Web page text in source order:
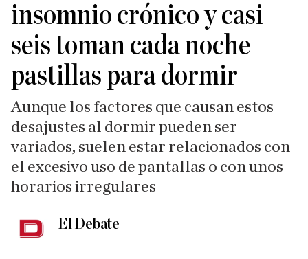
insomnio crónico y casi
seis toman cada noche
pastillas para dormir
Aunque los factores que causan estos
desajustes al dormir pueden ser
variados, suelen estar relacionados con
el excesivo uso de pantallas o con unos
horarios irregulares
El Debate